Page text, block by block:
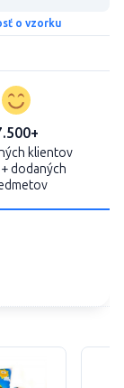
o vzorku
klientov
dodaných